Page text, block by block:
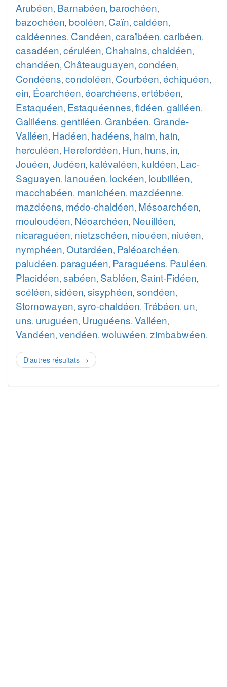
Arubéen, Barnabéen, barochéen,
bazochéen, booléen, Caïn, caldéen,
caldéennes, Candéen, caraïbéen, caribéen,
casadéen, céruléen, Chahains, chaldéen,
chandéen, Châteauguayen, condéen,
Condéens, condoléen, Courbéen, échiquéen,
ein, Éoarchéen, éoarchéens, ertébéen,
Estaquéen, Estaquéennes, fidéen, galiléen,
Galiléens, gentiléen, Granbéen, Grande-
Valléen, Hadéen, hadéens, haim, hain,
herculéen, Herefordéen, Hun, huns, in,
Jouéen, Judéen, kalévaléen, kuldéen, Lac-
Saguayen, lanouéen, lockéen, loubilléen,
macchabéen, manichéen, mazdéenne,
mazdéens, médo-chaldéen, Mésoarchéen,
mouloudéen, Néoarchéen, Neuilléen,
nicaraguéen, nietzschéen, niouéen, niuéen,
nymphéen, Outardéen, Paléoarchéen,
paludéen, paraguéen, Paraguéens, Pauléen,
Placidéen, sabéen, Sabléen, Saint-Fidéen,
scéléen, sidéen, sisyphéen, sondéen,
Stornowayen, syro-chaldéen, Trébéen, un,
uns, uruguéen, Uruguéens, Valléen,
Vandéen, vendéen, woluwéen, zimbabwéen.
D'autres résultats →